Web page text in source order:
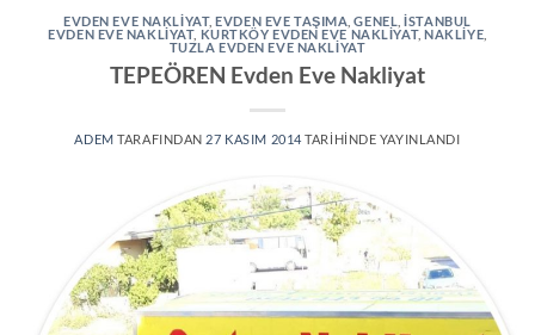
EVDEN EVE NAKLIYAT,EVDEN EVE TAŞIMA ,GENEL ,ISTANBUL
EVDEN EVE NAKLIYAT, KURTKÖY EVDEN EVE NAKLIYAT,NAKLIYE
TUZLA EVDEN EVE NAKLIYAT
TEPEÖREN Evden Eve Nakliyat
ADEM TARAFINDAN 27 KASIM 2014TARIHINDE YAYINLANDI